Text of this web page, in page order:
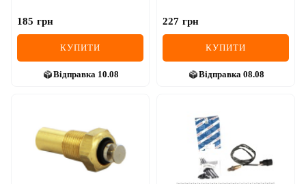
185 грн
КУПИТИ
Відправка 10.08
227 грн
КУПИТИ
Відправка 08.08